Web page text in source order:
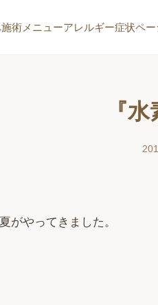
施術メニューアレルギー症状ペ
『
がやってきました。